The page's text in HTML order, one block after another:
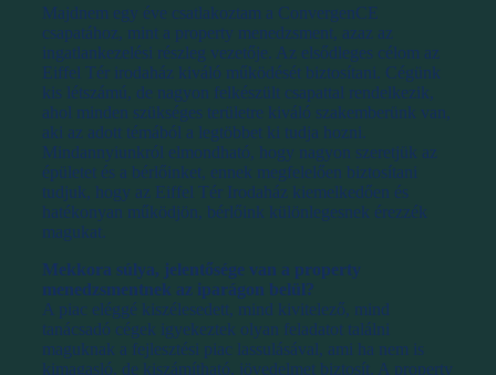
Majdnem egy éve csatlakoztam a ConvergenCE
csapatához, mint a property menedzsment, azaz az
ingatlankezelési részleg vezetője. Az elsődleges célom az
Eiffel Tér irodaház kiváló működését biztosítani. Cégünk
kis létszámú, de nagyon felkészült csapattal rendelkezik,
ahol minden szükséges területre kiváló szakemberünk van,
aki az adott témából a legtöbbet ki tudja hozni.
Mindannyiunkról elmondható, hogy nagyon szeretjük az
épületet és a bérlőinket, ennek megfelelően biztosítani
tudjuk, hogy az Eiffel Tér Irodaház kiemelkedően és
hatékonyan működjön, bérlőink különlegesnek érezzék
magukat.
Mekkora súlya, jelentősége van a property
menedzsmentnek az iparágon belül?
A piac eléggé kiszélesedett, mind kivitelező, mind
tanácsadó cégek igyekeztek olyan feladatot találni
maguknak a fejlesztési piac lassulásával, ami ha nem is
kimagasló, de kiszámítható, jövedelmet biztosít. A property